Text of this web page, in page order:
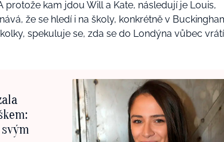
protože kam jdou Will a Kate, následují je Louis,
že se hledí i na školy, konkrétně v
spekuluje se, zda se do Londýna vůbec
svým